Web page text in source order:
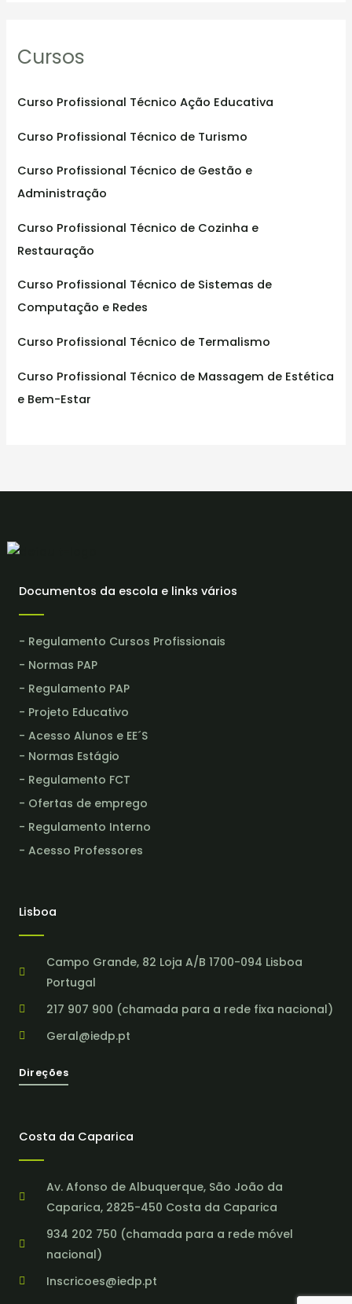
c
f
r
:
Cursos
Curso Profissional Técnico Ação Educativa
Curso Profissional Técnico de Turismo
Curso Profissional Técnico de Gestão e
Administração
Curso Profissional Técnico de Cozinha e
Restauração
Curso Profissional Técnico de Sistemas de
Computação e Redes
Curso Profissional Técnico de Termalismo
Curso Profissional Técnico de Massagem de Estética
e Bem-Estar
Documentos da escola e links vários
- Regulamento Cursos Profissionais
- Normas PAP
- Regulamento PAP
- Projeto Educativo
- Acesso Alunos e EE´S
- Normas Estágio
- Regulamento FCT
- Ofertas de emprego
- Regulamento Interno
- Acesso Professores
Lisboa
Campo Grande, 82 Loja A/B 1700-094 Lisboa
Portugal
217 907 900 (chamada para a rede fixa nacional)
Geral@iedp.pt
Direções
Costa da Caparica
Av. Afonso de Albuquerque, São João da
Caparica, 2825-450 Costa da Caparica
934 202 750 (chamada para a rede móvel
nacional)
Inscricoes@iedp.pt